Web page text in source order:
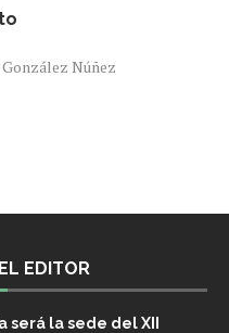
Núñez
EDITOR
será la sede del XII